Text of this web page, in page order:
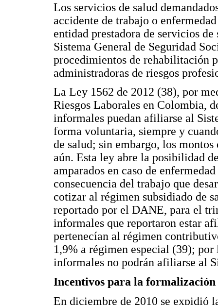
Los servicios de salud
accidente de trabajo o
entidad prestadora de servicios
Sistema General de Seguridad
procedimientos de rehabilitación
administradoras de riesgos
La Ley 1562 de 2012 (38), por
Riesgos Laborales en Colombia,
informales puedan afiliarse al
forma voluntaria, siempre y
de salud; sin embargo, los
aún. Esta ley abre la posibilidad
amparados en caso de
consecuencia del trabajo que
cotizar al régimen subsidiado de
reportado por el DANE, para el
informales que reportaron estar
pertenecían al régimen
1,9% a régimen especial (39);
informales no podrán afiliarse al
Incentivos para la formalización
En diciembre de 2010 se expidió